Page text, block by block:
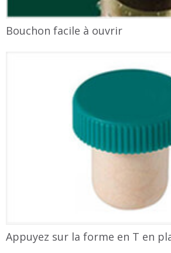
Bouchon facile à ouvrir
Appuyez sur la forme en T en